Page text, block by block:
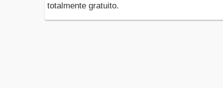
totalmente gratuito.